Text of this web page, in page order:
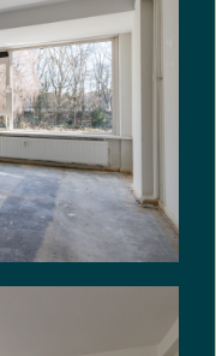
koopakte zal de
worden
op het feit
zelf heeft
koper niet
van
waarvan hij op de
verkochte zelf
zijn partijen
dergelijke
risico en
rekening is